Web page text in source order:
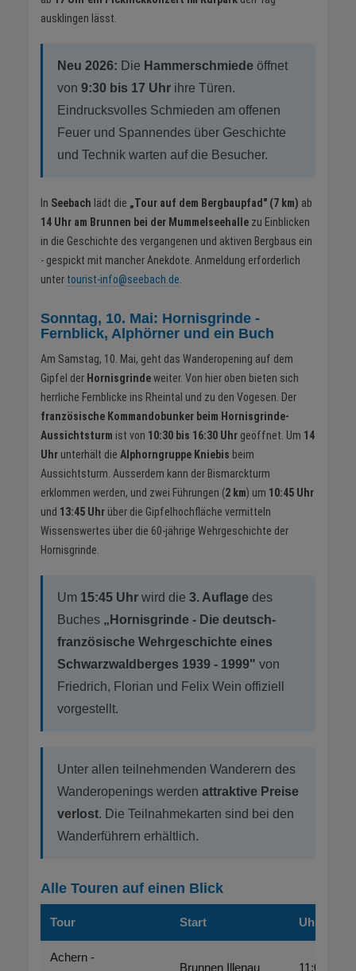
ausklingen lässt.
Neu 2026: Die Hammerschmiede öffnet
von 9:30 bis 17 Uhr ihre Türen.
Eindrucksvolles Schmieden am offenen
Feuer und Spannendes über Geschichte
und Technik warten auf die Besucher.
In Seebach lädt die „Tour auf dem Bergbaupfad" (7 km) ab
14 Uhr am Brunnen bei der Mummelseehalle zu Einblicken
in die Geschichte des vergangenen und aktiven Bergbaus ein
- gespickt mit mancher Anekdote. Anmeldung erforderlich
unter tourist-info@seebach.de.
Sonntag, 10. Mai: Hornisgrinde -
Fernblick, Alphörner und ein Buch
Am Samstag, 10. Mai, geht das Wanderopening auf dem
Gipfel der Hornisgrindeweiter. Von hier oben bieten sich
herrliche Fernblicke ins Rheintal und zu den Vogesen. Der
französische Kommandobunker beim Hornisgrinde-
Aussichtsturm ist von 10:30 bis 16:30 Uhr geöffnet. Um 14
Uhr unterhält die Alphorngruppe Kniebis beim
Aussichtsturm. Ausserdem kann der Bismarckturm
erklommen werden, und zwei Führungen (2 km) um 10:45 Uhr
und 13:45 Uhr über die Gipfelhochfläche vermitteln
Wissenswertes über die 60-jährige Wehrgeschichte der
Hornisgrinde.
Um 15:45 Uhr wird die 3. Auflage des
Buches „Hornisgrinde - Die deutsch-
französische Wehrgeschichte eines
Schwarzwaldberges 1939 - 1999" von
Friedrich, Florian und Felix Wein offiziell
vorgestellt.
Unter allen teilnehmenden Wanderern des
Wanderopenings werden attraktive Preise
verlost. Die Teilnahmekarten sind bei den
Wanderführern erhältlich.
Alle Touren auf einen Blick
Tour Start Uhrzeit
Achern -
Brunnen Illenau 11:00